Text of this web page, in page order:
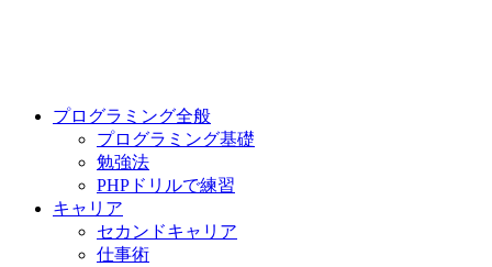
プログラミング全般
プログラミング基礎
勉強法
PHPドリルで練習
キャリア
セカンドキャリア
仕事術